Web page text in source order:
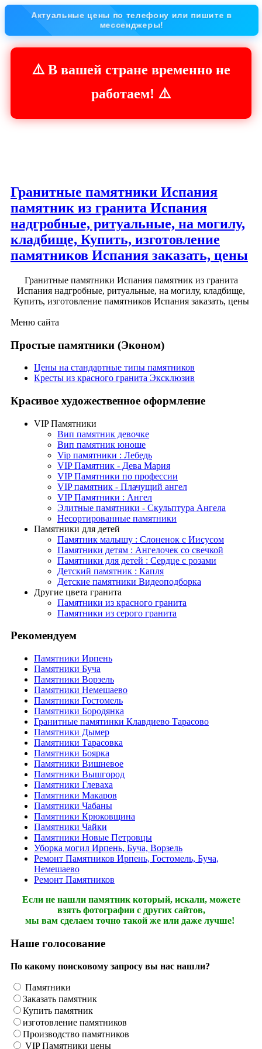
Актуальные цены по телефону или пишите в
мессенджеры!
⚠️ В вашей стране временно не
работаем! ⚠️
Гранитные памятники Испания
памятник из гранита Испания
надгробные, ритуальные, на могилу,
кладбище, Купить, изготовление
памятников Испания заказать, цены
Гранитные памятники Испания памятник из гранита
Испания надгробные, ритуальные, на могилу, кладбище,
Купить, изготовление памятников Испания заказать, цены
Меню сайта
Простые памятники (Эконом)
Цены на стандартные типы памятников
Кресты из красного гранита Эксклюзив
Красивое художественное оформление
VIP Памятники
Вип памятник девочке
Вип памятник юноше
Vip памятники : Лебедь
VIP Памятник - Дева Мария
VIP Памятники по профессии
VIP памятник - Плачущий ангел
VIP Памятники : Ангел
Элитные памятники - Скульптура Ангела
Несортированные памятники
Памятники для детей
Памятник малышу : Слоненок с Иисусом
Памятники детям : Ангелочек со свечкой
Памятники для детей : Сердце с розами
Детский памятник : Капля
Детские памятники Видеоподборка
Другие цвета гранита
Памятники из красного гранита
Памятники из серого гранита
Рекомендуем
Памятники Ирпень
Памятники Буча
Памятники Ворзель
Памятники Немешаево
Памятники Гостомель
Памятники Бородянка
Гранитные памятинки Клавдиево Тарасово
Памятники Дымер
Памятники Тарасовка
Памятники Боярка
Памятники Вишневое
Памятники Вышгород
Памятники Глеваха
Памятники Макаров
Памятники Чабаны
Памятники Крюковщина
Памятники Чайки
Памятники Новые Петровцы
Уборка могил Ирпень, Буча, Ворзель
Ремонт Памятников Ирпень, Гостомель, Буча,
Немешаево
Ремонт Памятников
Если не нашли памятник который, искали, можете
взять фотографии с других сайтов,
мы вам сделаем точно такой же или даже лучше!
Наше голосование
По какому поисковому запросу вы нас нашли?
Памятники
Заказать памятник
Купить памятник
изготовление памятников
Производство памятников
VIP Памятники цены